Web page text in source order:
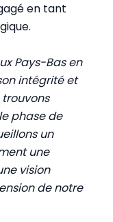
en tant
Pays-Bas en
intégrité et
phase de
un
une
vision
de notre